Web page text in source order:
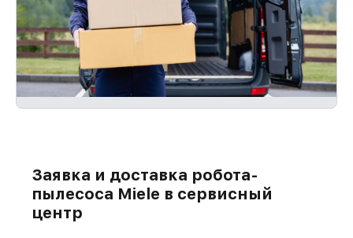
Заявка и доставка робота-
пылесоса Miele в сервисный
центр